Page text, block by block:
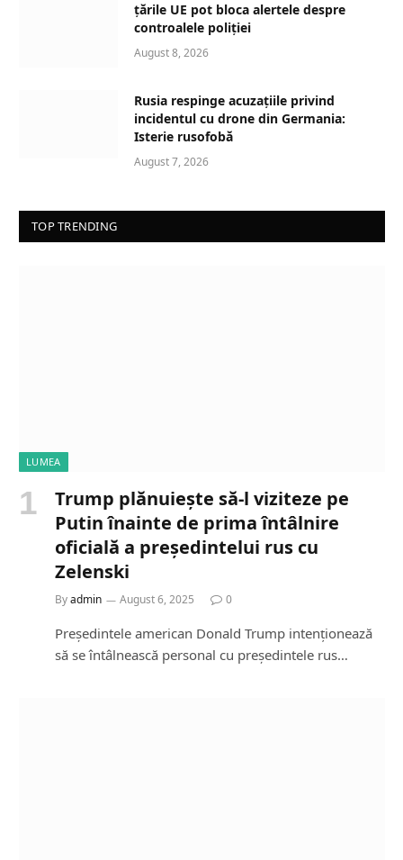
țările UE pot bloca alertele despre
controalele poliției
August 8, 2026
Rusia respinge acuzațiile privind
incidentul cu drone din Germania:
Isterie rusofobă
August 7, 2026
TOP TRENDING
LUMEA
Trump plănuiește să-l viziteze pe
Putin înainte de prima întâlnire
oficială a președintelui rus cu
Zelenski
Byadmin August 6, 2025 0
Președintele american Donald Trump intenționează
să se întâlnească personal cu președintele rus…